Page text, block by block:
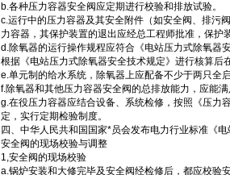
b.各种压力容器安全阀应定期进行校验和排放试验。
c.运行中的压力容器及其安全附件（如安全阀、排污
力容器，其保护装置的退出应经总工程师批准，保护
d.除氧器的运行操作规程应符合《电站压力式除氧器
根据《电站压力式除氧器安全技术规定》进行核算后
e.单元制的给水系统，除氧器上应配备不少于两只全
f.除氧器和其他压力容器安全阀的总排放能力，应能
g.在役压力容器应结合设备、系统检修，按照《压
定，实行定期检验制度。
四、中华人民共和国国家*员会发布电力行业标准《
安全阀的现场校验与调整
1,安全阀的现场校验
a.锅炉安装和大修完毕及安全阀经检修后，都应校验